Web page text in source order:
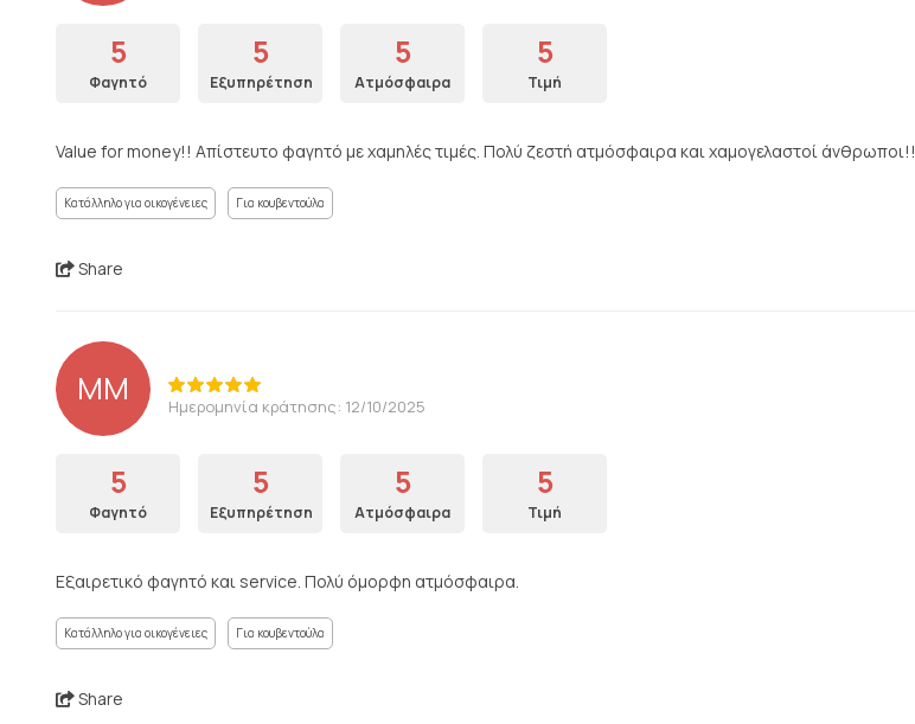
5
Φαγητό
5
Εξυπηρέτηση
5
Ατμόσφαιρα
5
Τιμή
Value for money!! Απίστευτο φαγητό με χαμηλές τιμές. Πολύ ζεστή ατμόσφαιρα και χαμογελαστοί άνθρωποι!!
Κατάλληλο για οικογένειες Για κουβεντούλα
Share
MM Ημερομηνία κράτησης: 12/10/2025
5
Φαγητό
5
Εξυπηρέτηση
5
Ατμόσφαιρα
5
Τιμή
Εξαιρετικό φαγητό και service. Πολύ όμορφη ατμόσφαιρα.
Κατάλληλο για οικογένειες Για κουβεντούλα
Share